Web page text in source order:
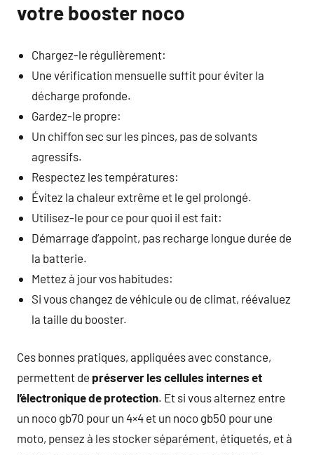
votre booster noco
Chargez-le régulièrement:
Une vérification mensuelle suffit pour éviter la
décharge profonde.
Gardez-le propre:
Un chiffon sec sur les pinces, pas de solvants
agressifs.
Respectez les températures:
Évitez la chaleur extrême et le gel prolongé.
Utilisez-le pour ce pour quoi il est fait:
Démarrage d’appoint, pas recharge longue durée de
la batterie.
Mettez à jour vos habitudes:
Si vous changez de véhicule ou de climat, réévaluez
la taille du booster.
Ces bonnes pratiques, appliquées avec constance,
permettent de préserver les cellules internes et
l’électronique de protection. Et si vous alternez entre
un noco gb70 pour un 4×4 et un noco gb50 pour une
moto, pensez à les stocker séparément, étiquetés, et à